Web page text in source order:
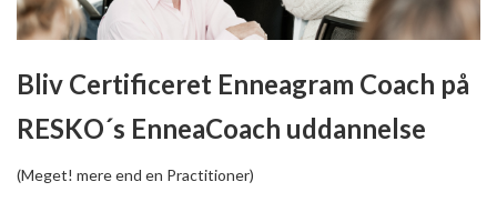
Bliv Certificeret Enneagram Coach på
RESKO´s EnneaCoach uddannelse
(Meget! mere end en Practitioner)